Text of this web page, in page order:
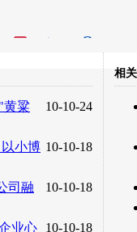
转发至：
10-10-24
黄粱
10-10-18
小博
10-10-18
司融
10-10-18
业心
相